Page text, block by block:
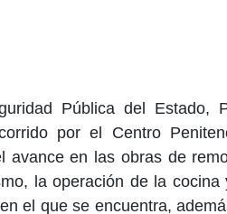
Pública del Estado,
por el Centro
avance en las obras de
la operación de la cocina
el que se encuentra,